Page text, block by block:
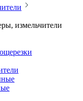
измельчители